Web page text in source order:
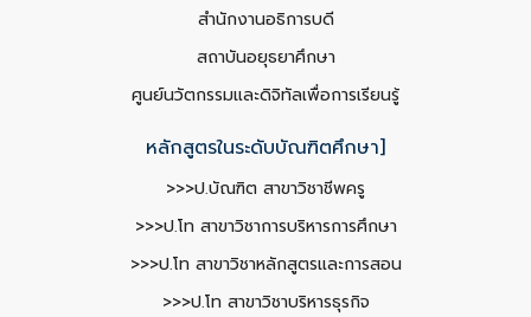
สำนักงานอธิการบดี
สถาบันอยุธยาศึกษา
ศูนย์นวัตกรรมและดิจิทัลเพื่อการเรียนรู้
หลักสูตรในระดับบัณฑิตศึกษา]
>>>ป.บัณฑิต สาขาวิชาชีพครู
>>>ป.โท สาขาวิชาการบริหารการศึกษา
>>>ป.โท สาขาวิชาหลักสูตรและการสอน
>>>ป.โท สาขาวิชาบริหารธุรกิจ